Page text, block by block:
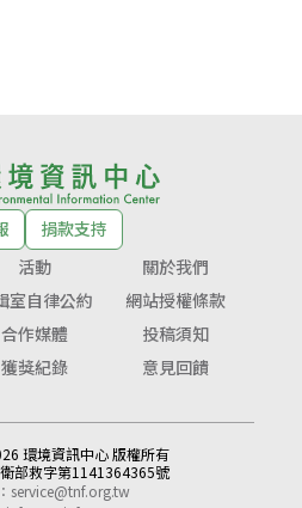
捐款支持
活動
關於我們
室自律公約
網站授權條款
合作媒體
投稿須知
獲獎紀錄 意見回饋
環境資訊中心 版權所有
衛部救字第1141364365號
service@tnf.org.tw